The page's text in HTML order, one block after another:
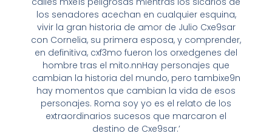
los senadores acechan en cualquier esquina,
vivir la gran historia de amor de Julio Cxe9sar
con Cornelia, su primera esposa, y comprender,
en definitiva, cxf3mo fueron los orxedgenes del
hombre tras el mito.nnHay personajes que
cambian la historia del mundo, pero tambixe9n
hay momentos que cambian la vida de esos
personajes. Roma soy yo es el relato de los
extraordinarios sucesos que marcaron el
destino de Cxe9sar.’